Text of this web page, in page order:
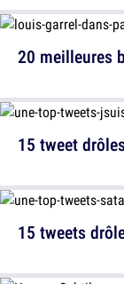
20 meilleures
15 tweet
15 tweets